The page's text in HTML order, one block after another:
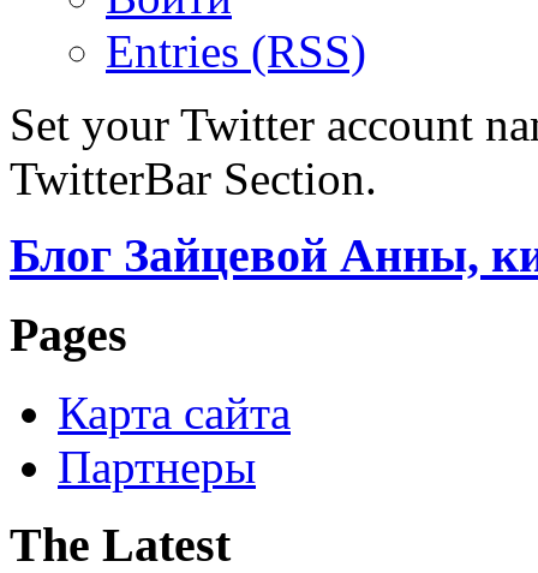
Entries (RSS)
Set your Twitter account
TwitterBar Section.
Блог Зайцевой Анны,
Pages
Карта сайта
Партнеры
The Latest